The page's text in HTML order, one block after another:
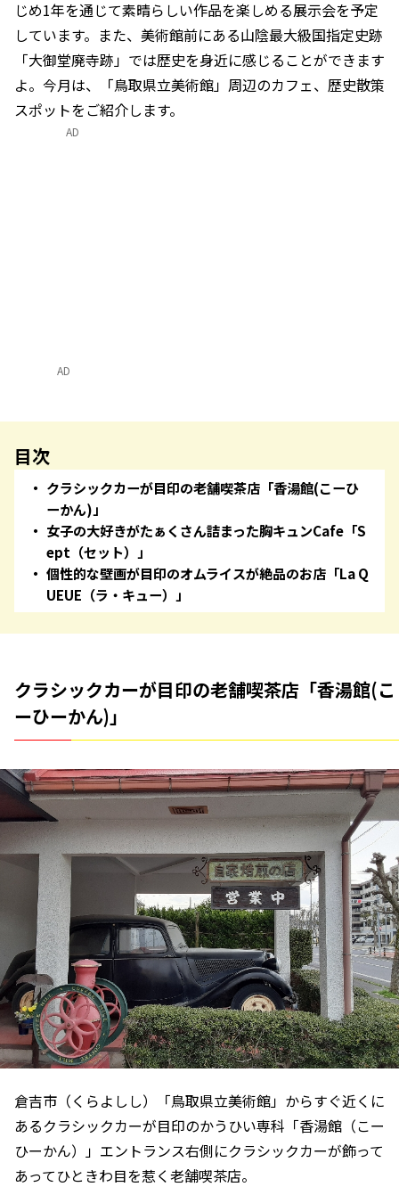
じめ1年を通じて素晴らしい作品を楽しめる展示会を予定
しています。また、美術館前にある山陰最大級国指定史跡
「大御堂廃寺跡」では歴史を身近に感じることができます
よ。今月は、「鳥取県立美術館」周辺のカフェ、歴史散策
スポットをご紹介します。
AD
目次
クラシックカーが目印の老舗喫茶店「香湯館(こーひ
ーかん)」
女子の大好きがたぁくさん詰まった胸キュンCafe「S
ept（セット）」
個性的な壁画が目印のオムライスが絶品のお店「La Q
UEUE（ラ・キュー）」
クラシックカーが目印の老舗喫茶店「香湯館(こ
ーひーかん)」
倉吉市（くらよしし）「鳥取県立美術館」からすぐ近くに
あるクラシックカーが目印のかうひい専科「香湯館（こー
ひーかん）」エントランス右側にクラシックカーが飾って
あってひときわ目を惹く老舗喫茶店。
AD